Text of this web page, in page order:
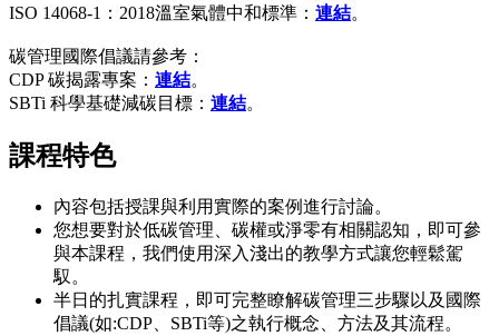
ISO 14068-1：2018溫室氣體中和標準： 連結。
碳管理國際倡議請參考：
CDP 碳揭露專案： 連結。
SBTi 科學基礎減碳目標： 連結。
課程特色
內容包括授課與利用實際的案例進行討論。
您想要對於低碳管理、碳權或淨零有相關認知，即可參
與本課程，我們使用深入淺出的教學方式讓您輕鬆駕
馭。
半日的扎實課程，即可完整瞭解碳管理三步驟以及國際
倡議(如:CDP、SBTi等)之執行概念、方法及其流程。